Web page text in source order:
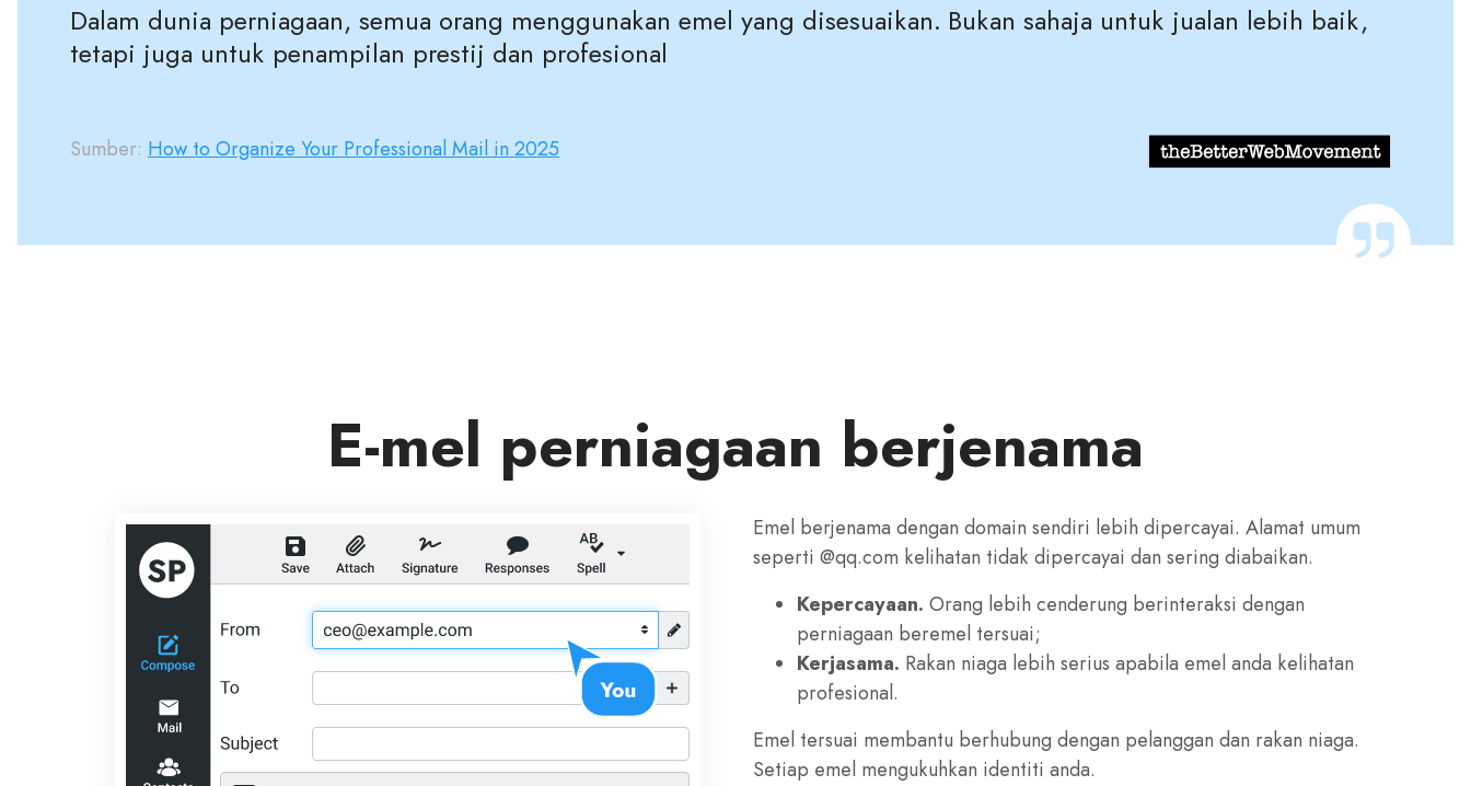
Dalam dunia perniagaan, semua orang menggunakan emel yang disesuaikan. Bukan sahaja untuk jualan lebih baik,
tetapi juga untuk penampilan prestij dan profesional
Sumber: How to Organize Your Professional Mail in 2025
E-mel perniagaan berjenama
Emel berjenama dengan domain sendiri lebih dipercayai. Alamat umum
seperti @qq.com kelihatan tidak dipercayai dan sering diabaikan.
Kepercayaan. Orang lebih cenderung berinteraksi dengan
perniagaan beremel tersuai;
Kerjasama. Rakan niaga lebih serius apabila emel anda kelihatan
profesional.
Emel tersuai membantu berhubung dengan pelanggan dan rakan niaga.
Setiap emel mengukuhkan identiti anda.